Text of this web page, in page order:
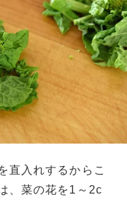
直入れするからこ
、菜の花を1～2c